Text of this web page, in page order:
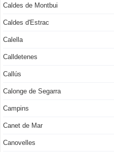
Caldes de Montbui
Caldes d'Estrac
Calella
Calldetenes
Callús
Calonge de Segarra
Campins
Canet de Mar
Canovelles